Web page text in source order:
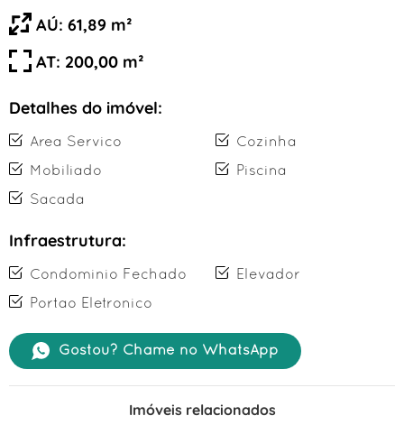
AÚ: 61,89 m²
AT: 200,00 m²
Detalhes do imóvel:
Area Servico Cozinha
Mobiliado Piscina
Sacada
Infraestrutura:
Condominio Fechado Elevador
Portao Eletronico
Gostou? Chame no WhatsApp
Imóveis relacionados